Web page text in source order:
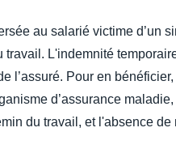
au salarié victime d’un
L'indemnité
l’assuré. Pour en
d’assurance
du travail, et l'absence